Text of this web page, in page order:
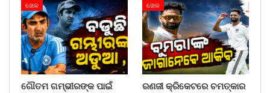
ଖେଳ
ଗୌତମ ଗମ୍ଭୀରଙ୍କ ପାଇଁ
ଖେଳ
ରଣଜୀ କ୍ରିକେଟରେ ଚମତ୍କାର